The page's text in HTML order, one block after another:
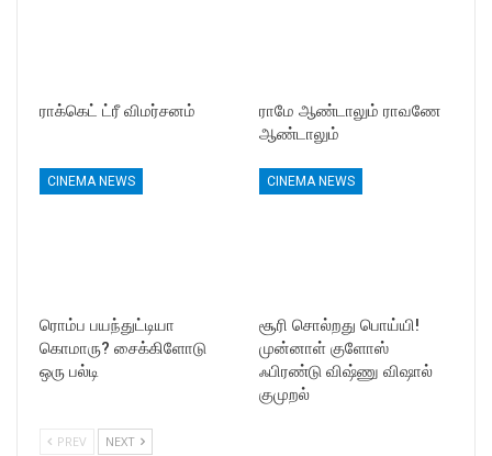
ராக்கெட் ட்ரீ விமர்சனம்
ராமே ஆண்டாலும் ராவணே
ஆண்டாலும்
CINEMA NEWS
ரொம்ப பயந்துட்டியா
கொமாரு? சைக்கிளோடு
ஒரு பல்டி
CINEMA NEWS
சூரி சொல்றது பொய்யி!
முன்னாள் குளோஸ்
ஃபிரண்டு விஷ்ணு விஷால்
குமுறல்
PREV NEXT